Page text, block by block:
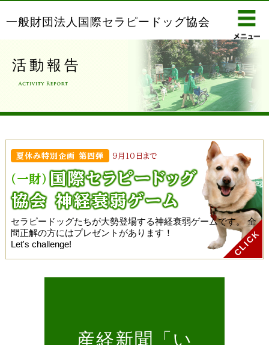
一般財団法人国際セラピードッグ協会
活動報告
夏休み特別企画 第四弾 9月10日まで
(一財) 国際セラピードッグ
協会 神経衰弱ゲーム
セラピードッグたちが大勢登場する神経衰弱ゲームです。 全
問正解の方にはプレゼントがあります！
Let's challenge!
産経新聞「い